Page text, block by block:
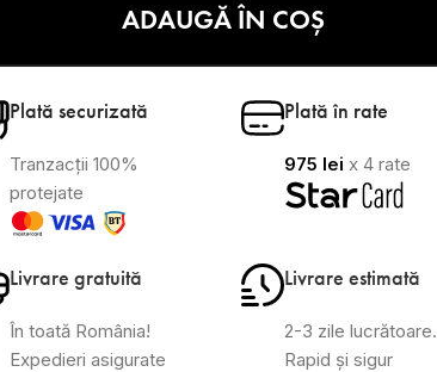
ADAUGĂ ÎN COȘ
Plată securizată
Tranzacții 100%
protejate
Plată în rate
975 lei x 4 rate
Livrare gratuită
În toată România!
Expedieri asigurate
Livrare estimată
2-3 zile lucrătoare.
Rapid și sigur